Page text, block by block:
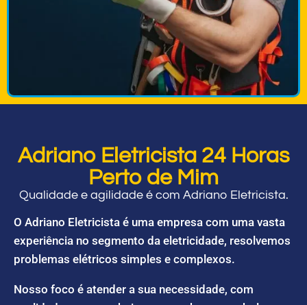
Adriano Eletricista 24 Horas
Perto de Mim
Qualidade e agilidade é com Adriano Eletricista.
O Adriano Eletricista é uma empresa com uma vasta
experiência no segmento da eletricidade, resolvemos
problemas elétricos simples e complexos.
Nosso foco é atender a sua necessidade, com